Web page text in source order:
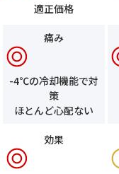
適正価格
痛み
-4℃の冷却機能で対
策
ほとんど心配ない
効果